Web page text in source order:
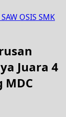
OSIS SMK
Juara 4
MDC